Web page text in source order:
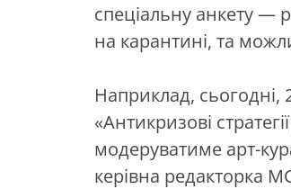
спеціальну анкету —
на карантині, та
Наприклад, сьогодні,
«Антикризові
модеруватиме арт-
керівна редакторка